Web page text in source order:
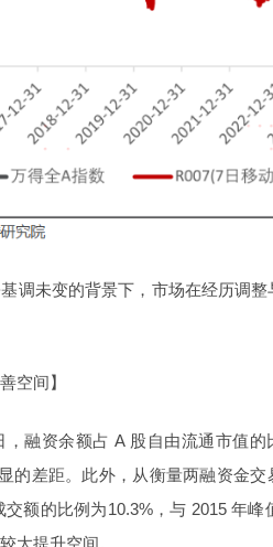
调未变的背景下，市场在经历调
空间】
，融资余额占 A 股自由流通市值
的差距。此外，从衡量两融资金
额的比例为10.3%，与 2015 年
大提升空间。